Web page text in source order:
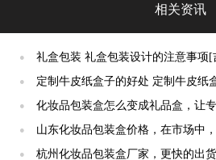
相关资讯
●
礼盒包装 礼盒包装设计的注意事项[
包装盒设计定制一站式服务厂家
●
定制牛皮纸盒子的好处 定制牛皮纸盒子的作
用[吉彩四方]
●
化妆品包装盒怎么变成礼品盒，让专
来说一下[吉彩四方]
●
山东化妆品包装盒价格，在市场中，
值比价格重要[吉彩四方]
●
杭州化妆品包装盒厂家，更快的出货